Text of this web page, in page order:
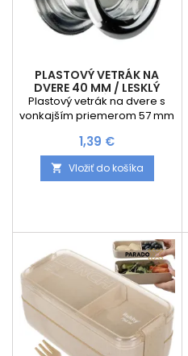
PLASTOVÝ VETRÁK NA
DVERE 40 MM / LESKLÝ
CHRÓM
Plastový vetrák na dvere s
vonkajším priemerom 57 mm
mm. Montážny otvor stačí 41
mm . Hĺbka priechodky je 40
mm.
Cena
1,39 €
 Vložiť do košíka